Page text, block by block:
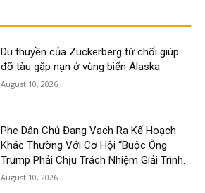
Du thuyền của Zuckerberg từ chối giúp
đỡ tàu gặp nạn ở vùng biển Alaska
August 10, 2026
Phe Dân Chủ Đang Vạch Ra Kế Hoạch
Khác Thường Với Cơ Hội “Buộc Ông
Trump Phải Chịu Trách Nhiệm Giải Trình.
August 10, 2026